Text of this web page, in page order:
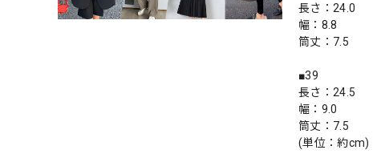
長さ：24.0
幅：8.8
筒丈：7.5
■39
長さ：24.5
幅：9.0
筒丈：7.5
(単位：約cm)